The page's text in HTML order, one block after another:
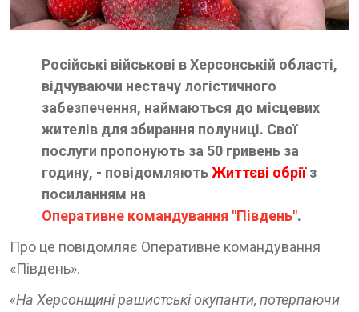
Російські військові в Херсонській області,
відчуваючи нестачу логістичного
забезпечення, наймаються до місцевих
жителів для збирання полуниці. Свої
послуги пропонують за 50 гривень за
годину, - повідомляютьЖиттєві обріїз
посиланням на
Оперативне командування "Південь".
Про це повідомляє Оперативне командування
«Південь».
«На Херсонщині рашистські окупанти, потерпаючи